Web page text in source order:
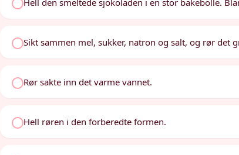
Hell den smeltede sjokoladen i en stor bakebolle.
Sikt sammen mel, sukker, natron og salt, og rør det
Rør sakte inn det varme vannet.
Hell røren i den forberedte formen.